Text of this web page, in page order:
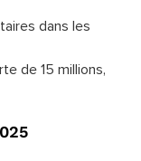
dans les
de 15 millions,